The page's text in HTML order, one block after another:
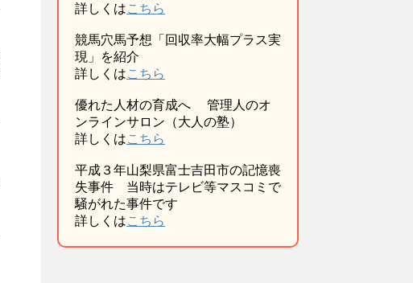
詳しくはこちら
競馬穴馬予想「回収率大幅プラス実
現」を紹介
詳しくはこちら
優れた人材の育成へ 管理人のオ
ンラインサロン（大人の塾）
詳しくはこちら
平成３年山梨県富士吉田市の記憶喪
失事件 当時はテレビ等マスコミで
騒がれた事件です
詳しくはこちら